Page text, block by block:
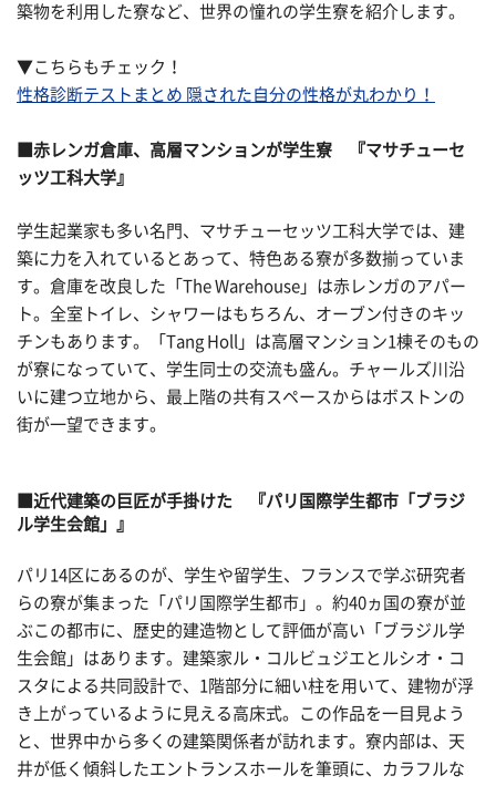
築物を利用した寮など、世界の憧れの学生寮を紹介します。
▼こちらもチェック！
性格診断テストまとめ 隠された自分の性格が丸わかり！
■赤レンガ倉庫、高層マンションが学生寮 『マサチューセ
ッツ工科大学』
学生起業家も多い名門、マサチューセッツ工科大学では、建
築に力を入れているとあって、特色ある寮が多数揃っていま
す。倉庫を改良した「The Warehouse」は赤レンガのアパー
ト。全室トイレ、シャワーはもちろん、オーブン付きのキッ
チンもあります。「Tang Holl」は高層マンション1棟そのもの
が寮になっていて、学生同士の交流も盛ん。チャールズ川沿
いに建つ立地から、最上階の共有スペースからはボストンの
街が一望できます。
■近代建築の巨匠が手掛けた 『パリ国際学生都市「ブラジ
ル学生会館」』
パリ14区にあるのが、学生や留学生、フランスで学ぶ研究者
らの寮が集まった「パリ国際学生都市」。約40ヵ国の寮が並
ぶこの都市に、歴史的建造物として評価が高い「ブラジル学
生会館」はあります。建築家ル・コルビュジエとルシオ・コ
スタによる共同設計で、1階部分に細い柱を用いて、建物が浮
き上がっているように見える高床式。この作品を一目見よう
と、世界中から多くの建築関係者が訪れます。寮内部は、天
井が低く傾斜したエントランスホールを筆頭に、カラフルな